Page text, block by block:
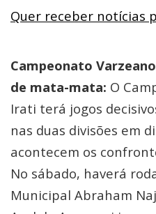
Quer receber notícias
Campeonato
de mata-mata: O
Irati terá jogos
nas duas divisões em
acontecem os
No sábado, haverá
Municipal Abraham